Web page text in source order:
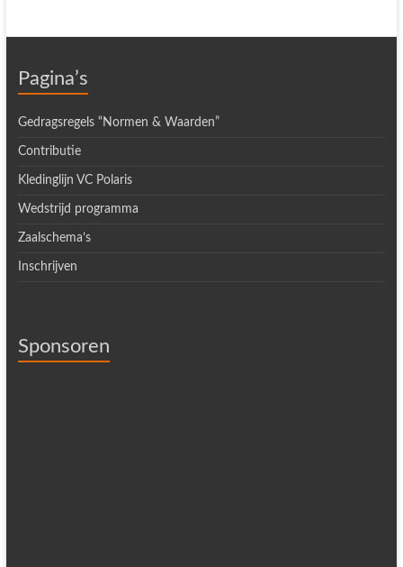
Pagina’s
Gedragsregels “Normen & Waarden”
Contributie
Kledinglijn VC Polaris
Wedstrijd programma
Zaalschema’s
Inschrijven
Sponsoren